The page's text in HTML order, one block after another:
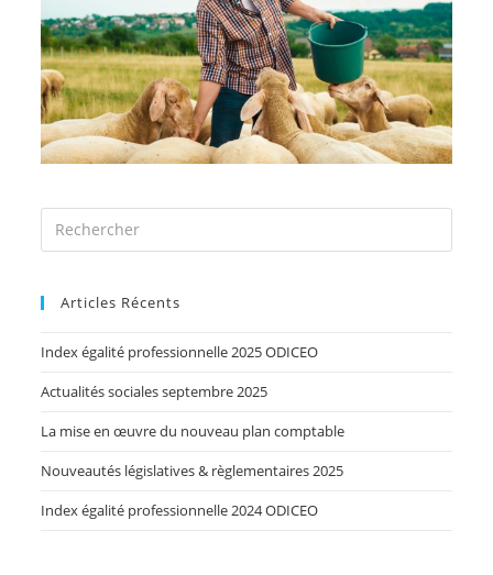
Articles Récents
Index égalité professionnelle 2025 ODICEO
Actualités sociales septembre 2025
La mise en œuvre du nouveau plan comptable
Nouveautés législatives & règlementaires 2025
Index égalité professionnelle 2024 ODICEO